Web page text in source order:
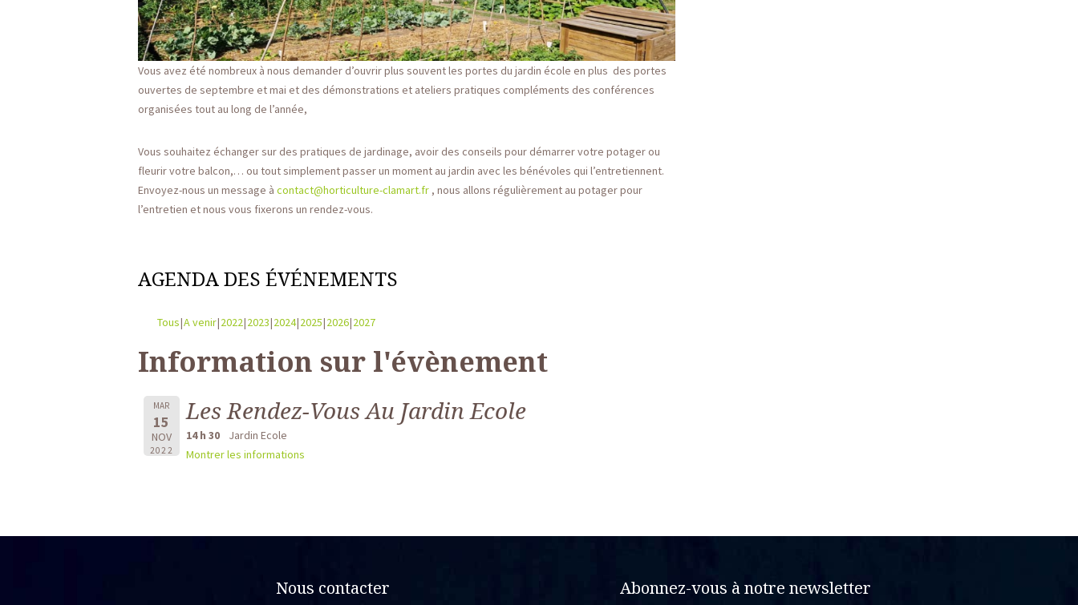
Vous avez été nombreux à nous demander d’ouvrir plus souvent les portes du jardin école en plus des portes
ouvertes de septembre et mai et des démonstrations et ateliers pratiques compléments des conférences
organisées tout au long de l’année,
Vous souhaitez échanger sur des pratiques de jardinage, avoir des conseils pour démarrer votre potager ou
fleurir votre balcon,… ou tout simplement passer un moment au jardin avec les bénévoles qui l’entretiennent.
Envoyez-nous un message à contact@horticulture-clamart.fr , nous allons régulièrement au potager pour
l’entretien et nous vous fixerons un rendez-vous.
AGENDA DES ÉVÉNEMENTS
Tous A venir 2022 2023 2024 2025 2026 2027
Information sur l'évènement
MAR
15
NOV
2022
Les Rendez-Vous Au Jardin Ecole
14 h 30
Jardin Ecole
Montrer les informations
Nous contacter Abonnez-vous à notre newsletter